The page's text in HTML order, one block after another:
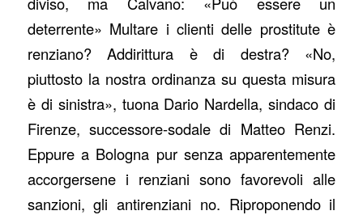
deterrente» Multare i clienti delle prostitute è
renziano? Addirittura è di destra? «No,
piuttosto la nostra ordinanza su questa misura
è di sinistra», tuona Dario Nardella, sindaco di
Firenze, successore-sodale di Matteo Renzi.
Eppure a Bologna pur senza apparentemente
accorgersene i renziani sono favorevoli alle
sanzioni, gli antirenziani no. Riproponendo il